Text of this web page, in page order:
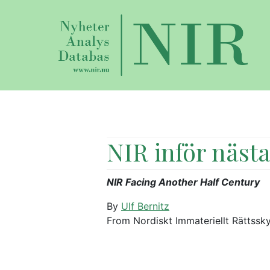
NIR inför
NIR Facing Another Half Century
By Ulf Bernitz
From Nordiskt Immateriellt